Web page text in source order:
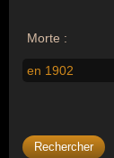
Morte :
en 1902